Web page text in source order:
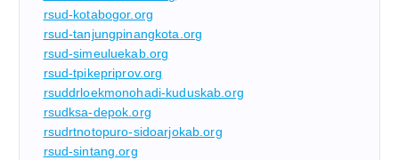
rsud-kotabogor.org
rsud-tanjungpinangkota.org
rsud-simeuluekab.org
rsud-tpikepriprov.org
rsuddrloekmonohadi-kuduskab.org
rsudksa-depok.org
rsudrtnotopuro-sidoarjokab.org
rsud-sintang.org